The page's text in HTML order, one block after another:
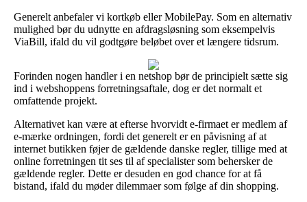
Generelt anbefaler vi kortkøb eller MobilePay. Som en alternativ
mulighed bør du udnytte en afdragsløsning som eksempelvis
ViaBill, ifald du vil godtgøre beløbet over et længere tidsrum.
Forinden nogen handler i en netshop bør de principielt sætte sig
ind i webshoppens forretningsaftale, dog er det normalt et
omfattende projekt.
Alternativet kan være at efterse hvorvidt e-firmaet er medlem af
e-mærke ordningen, fordi det generelt er en påvisning af at
internet butikken føjer de gældende danske regler, tillige med at
online forretningen tit ses til af specialister som behersker de
gældende regler. Dette er desuden en god chance for at få
bistand, ifald du møder dilemmaer som følge af din shopping.